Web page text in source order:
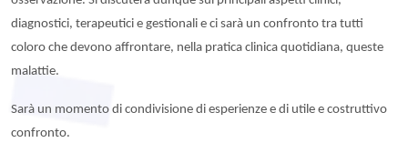
diagnostici, terapeutici e gestionali e ci sarà un confronto tra tutti
coloro che devono affrontare, nella pratica clinica quotidiana, queste
malattie.
Sarà un momento di condivisione di esperienze e di utile e costruttivo
confronto.